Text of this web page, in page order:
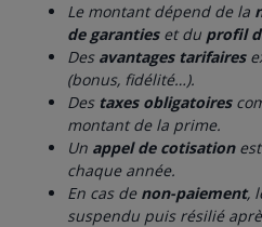
Le montant dépend de la
de garantieset du profil
Des avantages tarifaires
(bonus, fidélité…).
Des taxes obligatoires
montant de la prime.
Un appel de cotisationest
chaque année.
En cas de non-paiement,
suspendu puis résilié